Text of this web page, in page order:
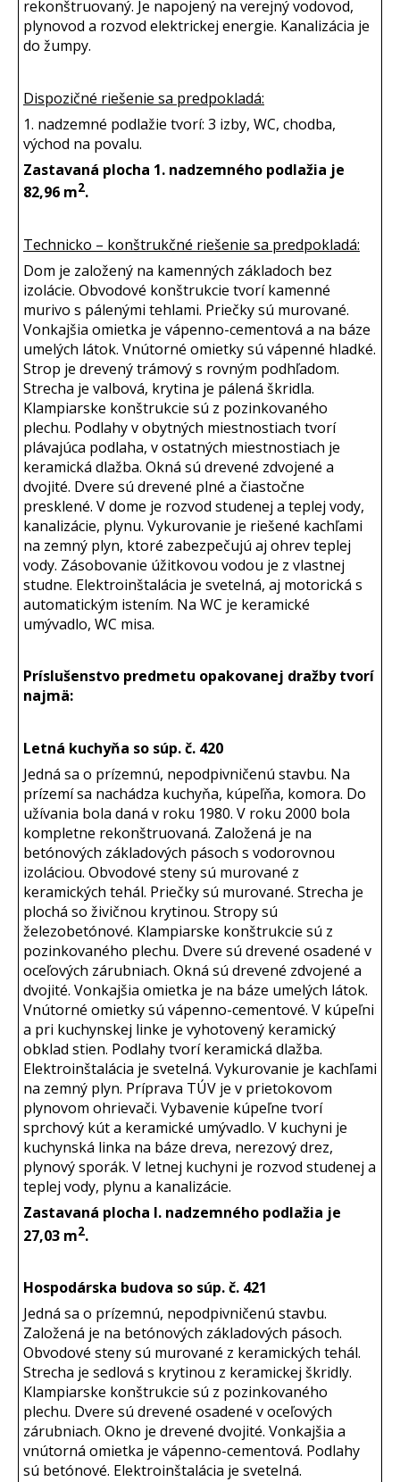
rekonštruovaný. Je napojený na verejný vodovod,
plynovod a rozvod elektrickej energie. Kanalizácia je
do žumpy.
Dispozičné riešenie sa predpokladá:
1. nadzemné podlažie tvorí: 3 izby, WC, chodba,
východ na povalu.
Zastavaná plocha 1. nadzemného podlažia je
82,96 m2.
Technicko – konštrukčné riešenie sa predpokladá:
Dom je založený na kamenných základoch bez
izolácie. Obvodové konštrukcie tvorí kamenné
murivo s pálenými tehlami. Priečky sú murované.
Vonkajšia omietka je vápenno-cementová a na báze
umelých látok. Vnútorné omietky sú vápenné hladké.
Strop je drevený trámový s rovným podhľadom.
Strecha je valbová, krytina je pálená škridla.
Klampiarske konštrukcie sú z pozinkovaného
plechu. Podlahy v obytných miestnostiach tvorí
plávajúca podlaha, v ostatných miestnostiach je
keramická dlažba. Okná sú drevené zdvojené a
dvojité. Dvere sú drevené plné a čiastočne
presklené. V dome je rozvod studenej a teplej vody,
kanalizácie, plynu. Vykurovanie je riešené kachľami
na zemný plyn, ktoré zabezpečujú aj ohrev teplej
vody. Zásobovanie úžitkovou vodou je z vlastnej
studne. Elektroinštalácia je svetelná, aj motorická s
automatickým istením. Na WC je keramické
umývadlo, WC misa.
Príslušenstvo predmetu opakovanej dražby tvorí
najmä:
Letná kuchyňa so súp. č. 420
Jedná sa o prízemnú, nepodpivničenú stavbu. Na
prízemí sa nachádza kuchyňa, kúpeľňa, komora. Do
užívania bola daná v roku 1980. V roku 2000 bola
kompletne rekonštruovaná. Založená je na
betónových základových pásoch s vodorovnou
izoláciou. Obvodové steny sú murované z
keramických tehál. Priečky sú murované. Strecha je
plochá so živičnou krytinou. Stropy sú
železobetónové. Klampiarske konštrukcie sú z
pozinkovaného plechu. Dvere sú drevené osadené v
oceľových zárubniach. Okná sú drevené zdvojené a
dvojité. Vonkajšia omietka je na báze umelých látok.
Vnútorné omietky sú vápenno-cementové. V kúpeľni
a pri kuchynskej linke je vyhotovený keramický
obklad stien. Podlahy tvorí keramická dlažba.
Elektroinštalácia je svetelná. Vykurovanie je kachľami
na zemný plyn. Príprava TÚV je v prietokovom
plynovom ohrievači. Vybavenie kúpeľne tvorí
sprchový kút a keramické umývadlo. V kuchyni je
kuchynská linka na báze dreva, nerezový drez,
plynový sporák. V letnej kuchyni je rozvod studenej a
teplej vody, plynu a kanalizácie.
Zastavaná plocha I. nadzemného podlažia je
27,03 m2.
Hospodárska budova so súp. č. 421
Jedná sa o prízemnú, nepodpivničenú stavbu.
Založená je na betónových základových pásoch.
Obvodové steny sú murované z keramických tehál.
Strecha je sedlová s krytinou z keramickej škridly.
Klampiarske konštrukcie sú z pozinkovaného
plechu. Dvere sú drevené osadené v oceľových
zárubniach. Okno je drevené dvojité. Vonkajšia a
vnútorná omietka je vápenno-cementová. Podlahy
sú betónové. Elektroinštalácia je svetelná.